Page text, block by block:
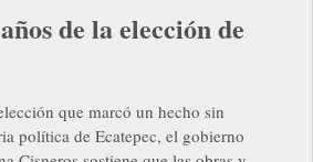
de la elección de
que marcó un hecho sin
política de Ecatepec, el gobierno